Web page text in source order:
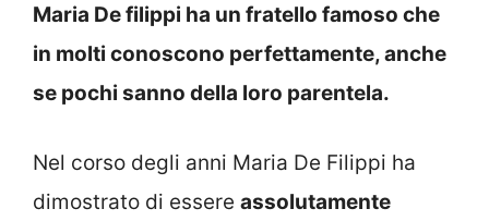
Maria De filippi ha un fratello famoso che
in molti conoscono perfettamente, anche
se pochi sanno della loro parentela.
Nel corso degli anni Maria De Filippi ha
dimostrato di essere assolutamente